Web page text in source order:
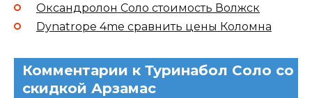
Оксандролон Соло стоимость Волжск
Dynatrope 4me сравнить цены Коломна
Комментарии к Туринабол Соло со
скидкой Арзамас